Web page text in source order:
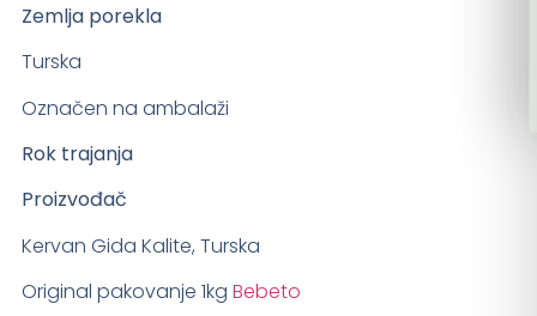
Zemlja porekla
Turska
Označen na ambalaži
Rok trajanja
Proizvođač
Kervan Gida Kalite, Turska
Original pakovanje 1kg Bebeto